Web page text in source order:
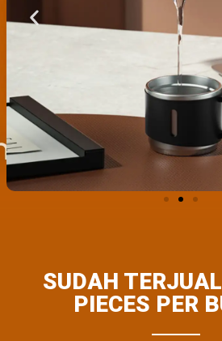
SUDAH
PIECES PER